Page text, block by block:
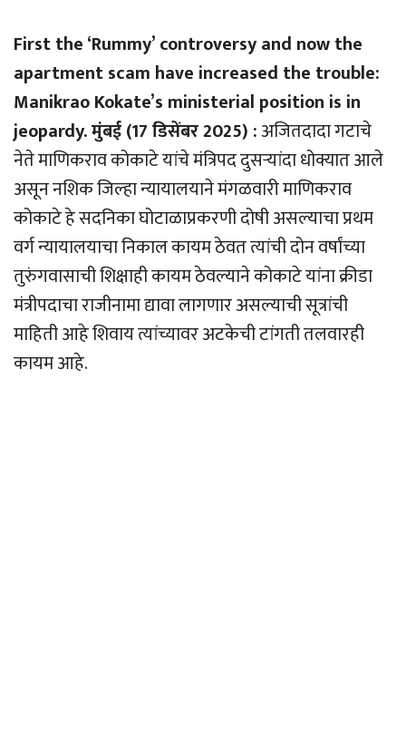
First the ‘Rummy’ controversy and now the
apartment scam have increased the trouble:
Manikrao Kokate’s ministerial position is in
jeopardy. मुंबई (17 डिसेंबर 2025) :अजितदादा गटाचे
नेते माणिकराव कोकाटे यांचे मंत्रिपद दुसर्‍यांदा धोक्यात आले
असून नशिक जिल्हा न्यायालयाने मंगळवारी माणिकराव
कोकाटे हे सदनिका घोटाळाप्रकरणी दोषी असल्याचा प्रथम
वर्ग न्यायालयाचा निकाल कायम ठेवत त्यांची दोन वर्षांच्या
तुरुंगवासाची शिक्षाही कायम ठेवल्याने कोकाटे यांना क्रीडा
मंत्रीपदाचा राजीनामा द्यावा लागणार असल्याची सूत्रांची
माहिती आहे शिवाय त्यांच्यावर अटकेची टांगती तलवारही
कायम आहे.